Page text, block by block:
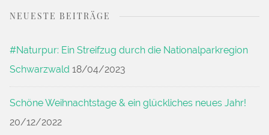
NEUESTE BEITRÄGE
#Naturpur: Ein Streifzug durch die Nationalparkregion
Schwarzwald 18/04/2023
Schöne Weihnachtstage & ein glückliches neues Jahr!
20/12/2022